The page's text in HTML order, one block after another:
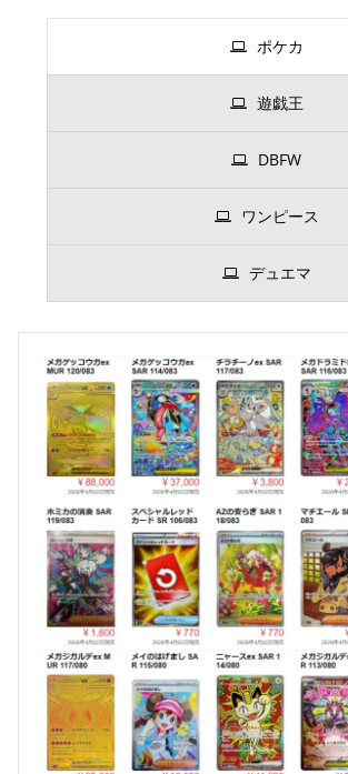
ポケカ
遊戯王
DBFW
ワンピース
デュエマ